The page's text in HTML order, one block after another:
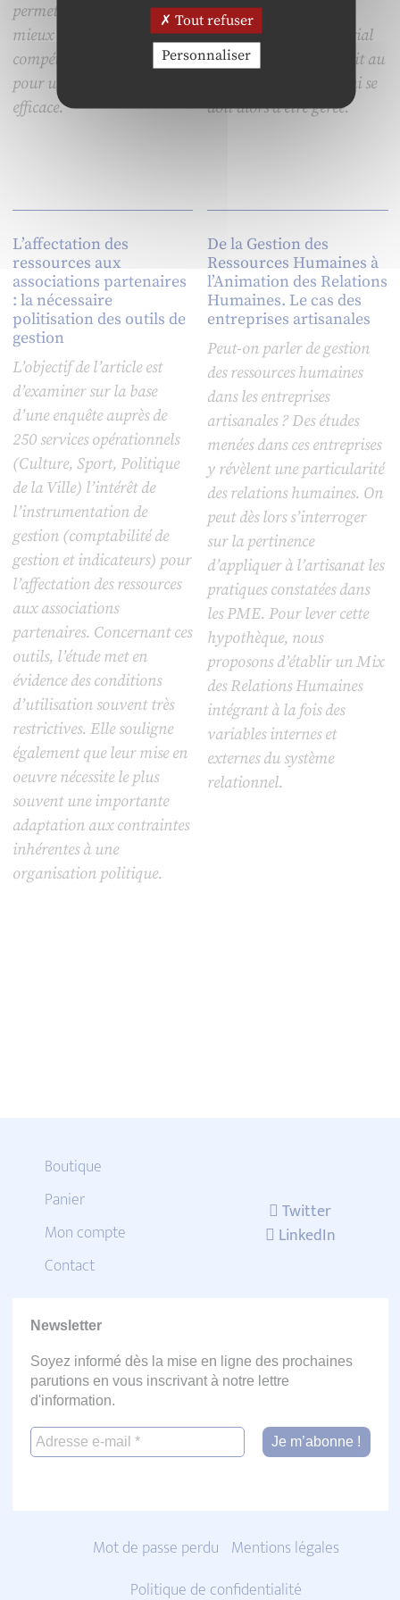
permet en conséquence de
mieux définir les
compétences du manager
pour une collaboration
efficace.
idéologique d’un
volontarisme managérial
venant ignorer le conflit au
nom de la confiance qui se
doit alors d’être gérée.
L’affectation des
ressources aux
associations partenaires
: la nécessaire
politisation des outils de
gestion
L’objectif de l’article est
d’examiner sur la base
d’une enquête auprès de
250 services opérationnels
(Culture, Sport, Politique
de la Ville) l’intérêt de
l’instrumentation de
gestion (comptabilité de
gestion et indicateurs) pour
l’affectation des ressources
aux associations
partenaires. Concernant ces
outils, l’étude met en
évidence des conditions
d’utilisation souvent très
restrictives. Elle souligne
également que leur mise en
oeuvre nécessite le plus
souvent une importante
adaptation aux contraintes
inhérentes à une
organisation politique.
De la Gestion des
Ressources Humaines à
l’Animation des Relations
Humaines. Le cas des
entreprises artisanales
Peut-on parler de gestion
des ressources humaines
dans les entreprises
artisanales ? Des études
menées dans ces entreprises
y révèlent une particularité
des relations humaines. On
peut dès lors s’interroger
sur la pertinence
d’appliquer à l’artisanat les
pratiques constatées dans
les PME. Pour lever cette
hypothèque, nous
proposons d’établir un Mix
des Relations Humaines
intégrant à la fois des
variables internes et
externes du système
relationnel.
Boutique
Panier
Mon compte
Contact
Twitter
LinkedIn
Newsletter
Soyez informé dès la mise en ligne des prochaines
parutions en vous inscrivant à notre lettre
d'information.
Mot de passe perdu Mentions légales
Politique de confidentialité
Tout refuser
Personnaliser